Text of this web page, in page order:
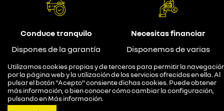
Utilizamos cookies propias y de terceros para permitir la
por la página web y la utilización de los servicios ofrecidos en ella. Al
pulsar el botón "Acepto" consiente dichas cookies. Puede obtener
más información, o bien conocer cómo cambiar la configuración,
pulsando enMás información
Conduce tranquilo
Dispones de la garantía
Necesitas financiar
Disponemos de varias